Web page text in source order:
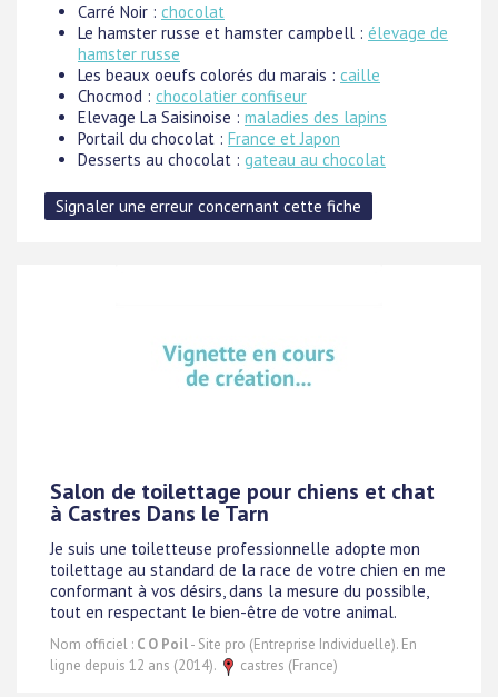
Carré Noir : chocolat
Le hamster russe et hamster campbell : élevage de
hamster russe
Les beaux oeufs colorés du marais : caille
Chocmod : chocolatier confiseur
Elevage La Saisinoise : maladies des lapins
Portail du chocolat : France et Japon
Desserts au chocolat : gateau au chocolat
Salon de toilettage pour chiens et chat
à Castres Dans le Tarn
Je suis une toiletteuse professionnelle adopte mon
toilettage au standard de la race de votre chien en me
conformant à vos désirs, dans la mesure du possible,
tout en respectant le bien-être de votre animal.
Nom officiel : C O Poil- Site pro (Entreprise Individuelle). En
ligne depuis 12 ans (2014).
castres (France)